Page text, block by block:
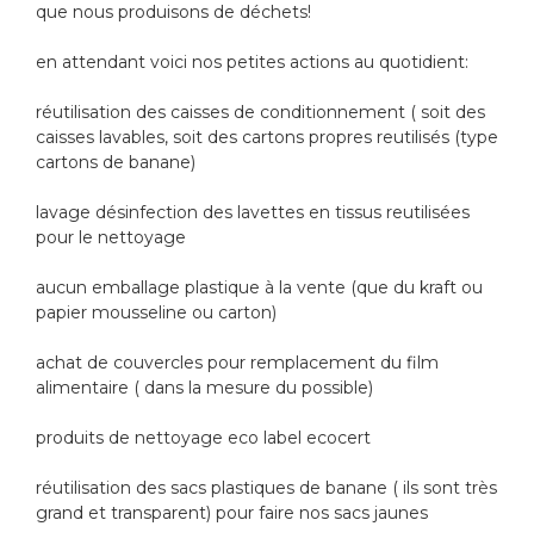
que nous produisons de déchets!
en attendant voici nos petites actions au quotidient:
réutilisation des caisses de conditionnement ( soit des
caisses lavables, soit des cartons propres reutilisés (type
cartons de banane)
lavage désinfection des lavettes en tissus reutilisées
pour le nettoyage
aucun emballage plastique à la vente (que du kraft ou
papier mousseline ou carton)
achat de couvercles pour remplacement du film
alimentaire ( dans la mesure du possible)
produits de nettoyage eco label ecocert
réutilisation des sacs plastiques de banane ( ils sont très
grand et transparent) pour faire nos sacs jaunes